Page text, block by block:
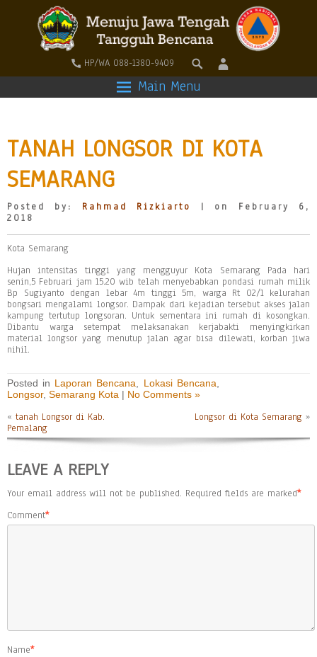
HP/WA 088-1380-9409
Main Menu
TANAH LONGSOR DI KOTA
SEMARANG
Posted by: Rahmad Rizkiarto
| on February 6,
2018
Kota Semarang
Hujan intensitas tinggi yang mengguyur Kota Semarang Pada hari
senin,5 Februari jam 15.20 wib telah menyebabkan pondasi rumah milik
Bp Sugiyanto dengan lebar 4m tinggi 5m, warga Rt 02/1 kelurahan
bongsari mengalami longsor. Dampak dari kejadian tersebut akses jalan
kampung tertutup longsoran. Untuk sementara ini rumah di kosongkan.
Dibantu warga setempat melaksanakan kerjabakti menyingkirkan
material longsor yang menutup jalan agar bisa dilewati, korban jiwa
nihil.
Posted in Laporan Bencana Lokasi Bencana
Longsor, Semarang Kota | No Comments »
« tanah Longsor di Kab.
Pemalang
Longsor di Kota Semarang »
LEAVE A REPLY
Your email address will not be published. Required fields are marked*
Comment*
Name*